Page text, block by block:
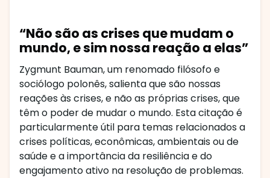
“Não são as crises que mudam o
mundo, e sim nossa reação a elas”
Zygmunt Bauman, um renomado filósofo e
sociólogo polonês, salienta que são nossas
reações às crises, e não as próprias crises, que
têm o poder de mudar o mundo. Esta citação é
particularmente útil para temas relacionados a
crises políticas, econômicas, ambientais ou de
saúde e a importância da resiliência e do
engajamento ativo na resolução de problemas.